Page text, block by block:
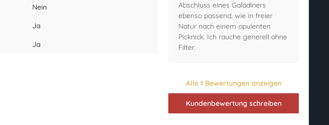
Nein
Ja
Ja
Abschluss eines Galadiners
ebenso passend, wie in freier
Natur nach einem opulenten
Picknick. Ich rauche generell ohne
Filter.
Alle 1 Bewertungen anzeigen
Kundenbewertung schreiben